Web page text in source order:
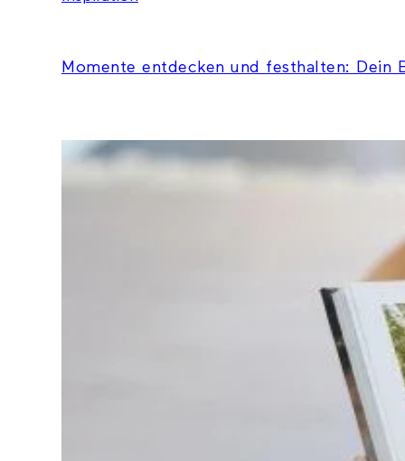
Momente entdecken und festhalten: Dein